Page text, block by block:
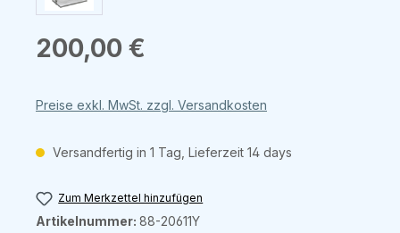
Regulärer Preis:
200,00 €
Preise exkl. MwSt. zzgl. Versandkosten
Versandfertig in 1 Tag, Lieferzeit 14 days
Zum Merkzettel hinzufügen
Artikelnummer: 88-20611Y